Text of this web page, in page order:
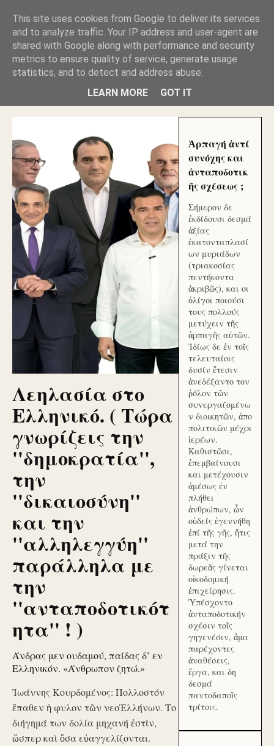
ΑΥΤΟΧΘΟΝΕΣ ΜΟΥ ΕΚΛΕΙΣΑΝ ΤΑ ΣΟΣΙΑΛ ΚΑΙ
ΦΙΜΩΣΑΝ ΤΟ SITE. ΟΙ ΧΙΛΙΑΔΕΣ ΜΙΚΡΟΕΠΕΝΔΥΤΕΣ
ΕΠΕΝΔΥΣΑΤΕ ΓΙΑ ΛΕΗΛΑΣΙΑ ΚΑΙ ΕΓΚΛΗΜΑ ?
ΓΛΥΦΑΔΑ WEB |ΟΙ ΜΕΓΑΛΟΙ ΚΛΕΠΤΑΙ ΑΠΟ ΤΟ
ΜΙΚΡΟΝ ΑΠΑΓΟΥΣΙ
Λεηλασία στο
Ελληνικό. ( Τώρα
γνωρίζεις την
''δημοκρατία'',
την
''δικαιοσύνη''
και την
''αλληλεγγύη''
παράλληλα με
την
''ανταποδοτικότ
ητα'' ! )
Άνδρας μεν ουδαμού, παίδας δ’ εν
Ελληνικόν. «Άνθρωπον ζητώ.»
Ἰωάννης Κουρδομένος: Πολλοστόν
ἔπαθεν ἡ φυλον τῶν νεοἙλλήνων. Το
διήγημά των δολία μηχανή ἐστίν,
ὥσπερ καὶ ὅσα εὐαγγελίζονται.
Ἁρπαγή ἀντί
συνόχης και
ἀνταποδοτικ
ῆς σχέσεως ;
Σήμερον δε
ἐκδίδουσι δεσμά
ἀξίας
ἑκατονταπλασί
ων μυριάδων
(τριακοσίας
πεντήκοντα
ἀκριβῶς), και οι
ὀλίγοι ποιούσι
τους πολλούς
μετύχειν τῆς
ἁρπαγῆς αὐτῶν.
Ἰδίως δε ἐν τοῖς
τελευταίοις
δυσίν ἔτεσιν
ἀνεδέξαντο τον
ῥόλον τῶν
συνεργαζομένω
ν διοικητῶν, ἀπο
πολιτικῶν μέχρι
ἱερέων.
Καθιστῶσι,
ἐπεμβαίνουσι
και μετέχουσιν
ἀμέσως ἐν
πλήθει
ἀνθρώπων, ὧν
οὐδείς ἐγεννήθη
ἐπί τῆς γῆς, ἥτις
μετά την
πράξιν τῆς
δωρεᾶς γίνεται
οἰκοδομική
ἐπιχείρησις.
Ὑπέσχοντο
ἀνταποδοτικήν
σχέσιν τοῖς
γηγενέσιν, ἅμα
παρέχοντες
ἀναθέσεις,
ἔργα, και δη
δεσμά
παντοδαποῖς
τρίτοις.
This site uses cookies from Google to deliver its services
and to analyze traffic. Your IP address and user-agent are
shared with Google along with performance and security
metrics to ensure quality of service, generate usage
statistics, and to detect and address abuse.
LEARN MORE
GOT IT